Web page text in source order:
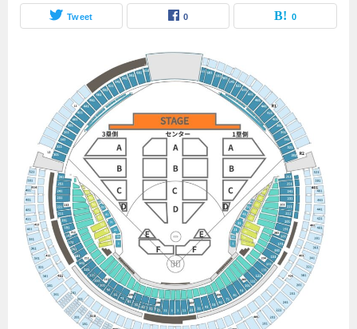
Tweet 0 0